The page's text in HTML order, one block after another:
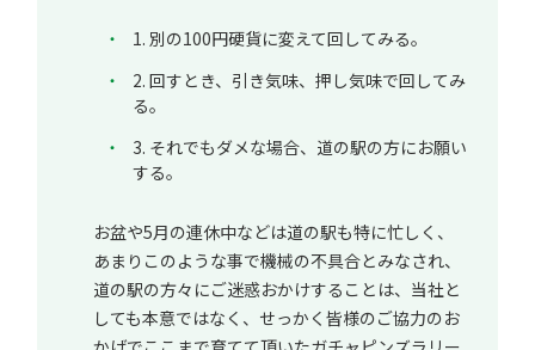
1. 別の100円硬貨に変えて回してみる。
2. 回すとき、引き気味、押し気味で回してみ
る。
3. それでもダメな場合、道の駅の方にお願い
する。
お盆や5月の連休中などは道の駅も特に忙しく、
あまりこのような事で機械の不具合とみなされ、
道の駅の方々にご迷惑おかけすることは、当社と
しても本意ではなく、せっかく皆様のご協力のお